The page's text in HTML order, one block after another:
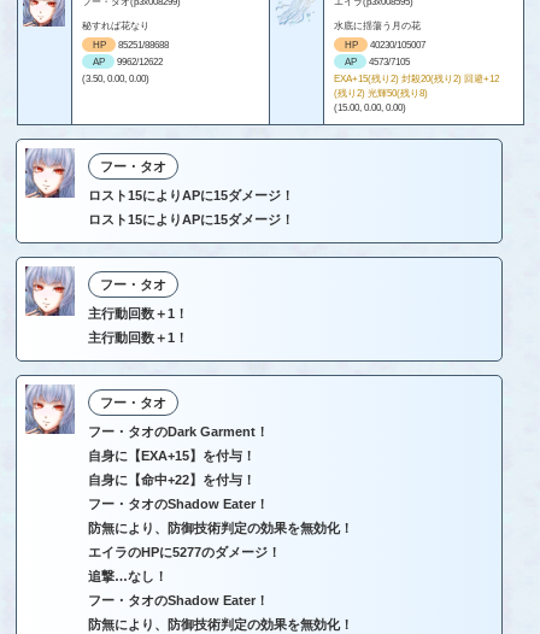
秘すれば花なり
HP
85251/88688
AP
9962/12622
(3.50, 0.00, 0.00)
水底に揺蕩う月の花
HP
40230/105007
AP
4573/7105
EXA+15(残り2) 封殺20(残り2) 回避+12
(残り2) 光輝50(残り8)
(15.00, 0.00, 0.00)
フー・タオ
ロスト15によりAPに15ダメージ！
ロスト15によりAPに15ダメージ！
フー・タオ
主行動回数＋1！
主行動回数＋1！
フー・タオ
フー・タオのDark Garment！
自身に【EXA+15】を付与！
自身に【命中+22】を付与！
フー・タオのShadow Eater！
防無により、防御技術判定の効果を無効化！
エイラのHPに5277のダメージ！
追撃…なし！
フー・タオのShadow Eater！
防無により、防御技術判定の効果を無効化！